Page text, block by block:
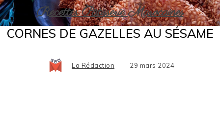
Recettes Pâtisserie Marocaines
CORNES DE GAZELLES AU SÉSAME
La Rédaction 29 mars 2024